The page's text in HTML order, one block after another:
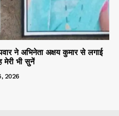
ने अभिनेता अक्षय कुमार से लगाई
मेरी भी सुनें
2026